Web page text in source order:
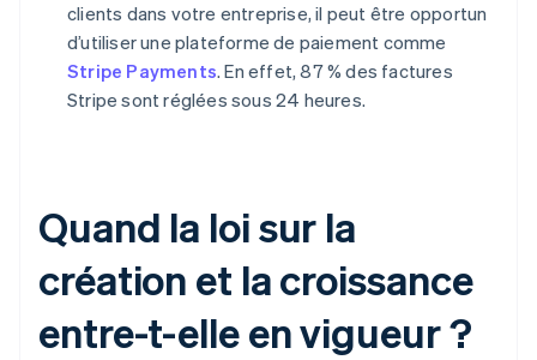
clients dans votre entreprise, il peut être opportun
d’utiliser une plateforme de paiement comme
Stripe Payments. En effet, 87 % des factures
Stripe sont réglées sous 24 heures.
Quand la loi sur la
création et la croissance
entre-t-elle en vigueur ?